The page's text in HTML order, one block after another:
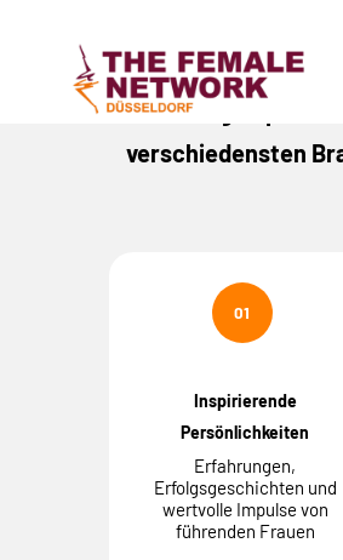
Hochkarätige
verschiedensten
01
Inspirierende
Persönlichkeiten
Erfahrungen,
Erfolgsgeschichten und
wertvolle Impulse von
führenden Frauen